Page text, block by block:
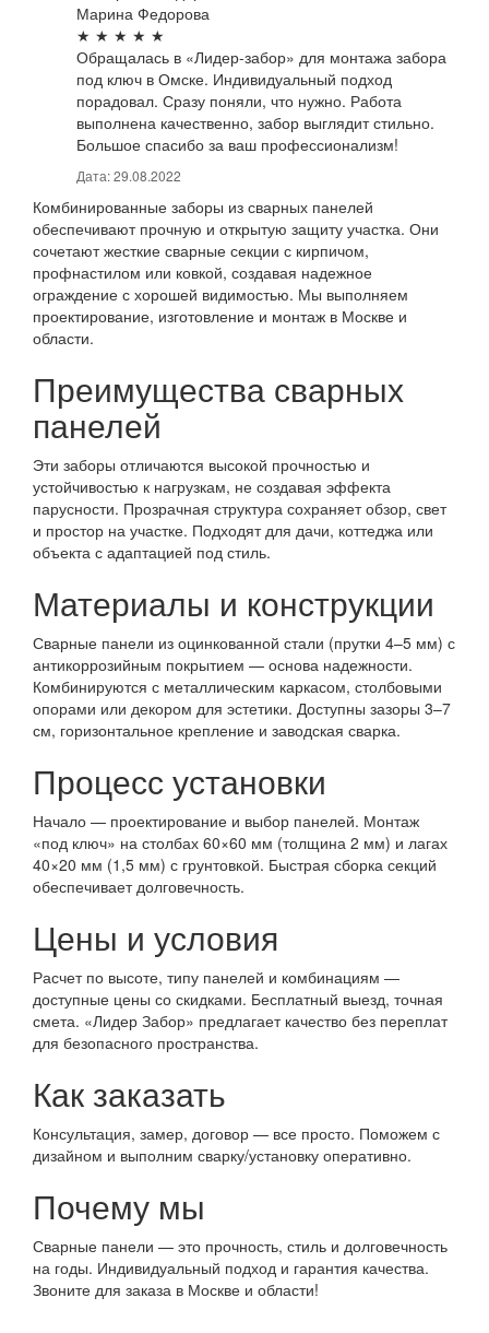
Марина Федорова
★ ★ ★ ★ ★
Обращалась в «Лидер-забор» для монтажа забора
под ключ в Омске. Индивидуальный подход
порадовал. Сразу поняли, что нужно. Работа
выполнена качественно, забор выглядит стильно.
Большое спасибо за ваш профессионализм!
Дата: 29.08.2022
Комбинированные заборы из сварных панелей
обеспечивают прочную и открытую защиту участка. Они
сочетают жесткие сварные секции с кирпичом,
профнастилом или ковкой, создавая надежное
ограждение с хорошей видимостью. Мы выполняем
проектирование, изготовление и монтаж в Москве и
области.
Преимущества сварных
панелей
Эти заборы отличаются высокой прочностью и
устойчивостью к нагрузкам, не создавая эффекта
парусности. Прозрачная структура сохраняет обзор, свет
и простор на участке. Подходят для дачи, коттеджа или
объекта с адаптацией под стиль.
Материалы и конструкции
Сварные панели из оцинкованной стали (прутки 4–5 мм) с
антикоррозийным покрытием — основа надежности.
Комбинируются с металлическим каркасом, столбовыми
опорами или декором для эстетики. Доступны зазоры 3–7
см, горизонтальное крепление и заводская сварка.
Процесс установки
Начало — проектирование и выбор панелей. Монтаж
«под ключ» на столбах 60×60 мм (толщина 2 мм) и лагах
40×20 мм (1,5 мм) с грунтовкой. Быстрая сборка секций
обеспечивает долговечность.
Цены и условия
Расчет по высоте, типу панелей и комбинациям —
доступные цены со скидками. Бесплатный выезд, точная
смета. «Лидер Забор» предлагает качество без переплат
для безопасного пространства.
Как заказать
Консультация, замер, договор — все просто. Поможем с
дизайном и выполним сварку/установку оперативно.
Почему мы
Сварные панели — это прочность, стиль и долговечность
на годы. Индивидуальный подход и гарантия качества.
Звоните для заказа в Москве и области!